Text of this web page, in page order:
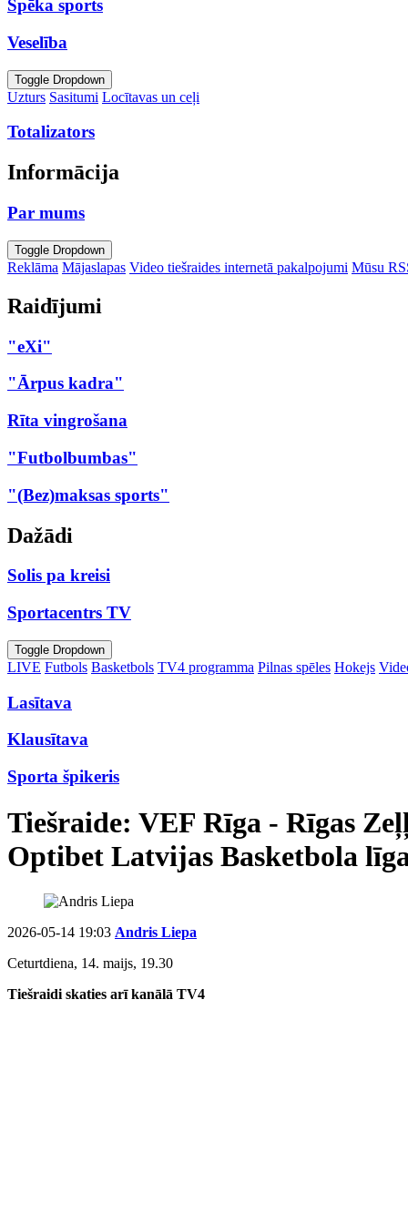
Spēka sports
Veselība
Toggle Dropdown
Uzturs Sasitumi Locītavas un ceļi
Totalizators
Informācija
Par mums
Toggle Dropdown
Reklāma Mājaslapas Video tiešraides internetā pakalpojumi Mūsu
Raidījumi
"eXi"
"Ārpus kadra"
Rīta vingrošana
"Futbolbumbas"
"(Bez)maksas sports"
Dažādi
Solis pa kreisi
Sportacentrs TV
Toggle Dropdown
LIVE Futbols Basketbols TV4 programma Pilnas spēles Hokejs
Lasītava
Klausītava
Sporta špikeris
Tiešraide: VEF Rīga - Rīgas
Optibet Latvijas Basketbola
2026-05-14 19:03 Andris Liepa
Ceturtdiena, 14. maijs, 19.30
Tiešraidi skaties arī kanālā TV4